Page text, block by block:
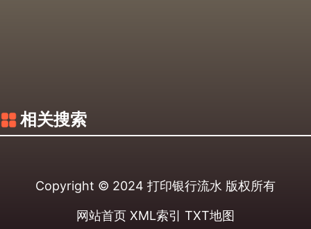
相关搜索
Copyright © 2024 打印银行流水 版权所有
网站首页 XML索引 TXT地图